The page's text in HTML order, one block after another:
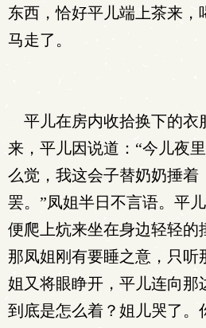
东西，恰好平儿端上茶来，
马走了。
平儿在房内收拾换下的衣
来，平儿因说道：“今儿夜
么觉，我这会子替奶奶捶着
罢。”凤姐半日不言语。平
便爬上炕来坐在身边轻轻的
那凤姐刚有要睡之意，只听
姐又将眼睁开，平儿连向那
到底是怎么着？姐儿哭了。